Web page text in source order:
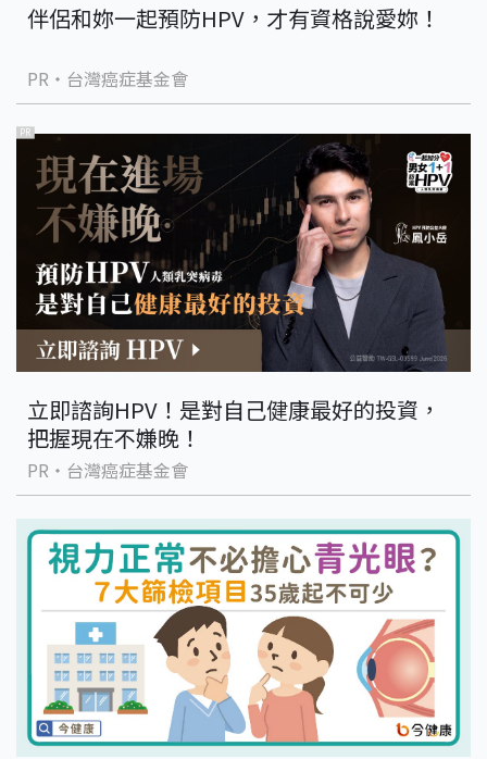
伴侶和妳一起預防HPV，才有資格說愛妳！
PR・台灣癌症基金會
PR
立即諮詢HPV！是對自己健康最好的投資，
把握現在不嫌晚！
PR・台灣癌症基金會